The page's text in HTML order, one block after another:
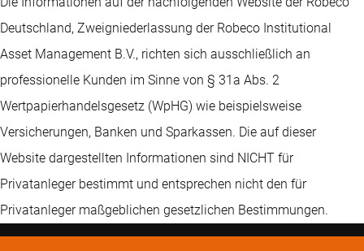
Deutschland, Zweigniederlassung der Robeco Institutional
Asset Management B.V., richten sich ausschließlich an
professionelle Kunden im Sinne von § 31a Abs. 2
Wertpapierhandelsgesetz (WpHG) wie beispielsweise
Versicherungen, Banken und Sparkassen. Die auf dieser
Website dargestellten Informationen sind NICHT für
Privatanleger bestimmt und entsprechen nicht den für
Privatanleger maßgeblichen gesetzlichen Bestimmungen.